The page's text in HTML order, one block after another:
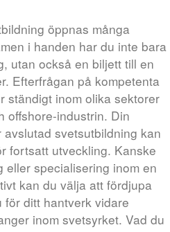
öppnas många
i handen har du inte bara
utan också en biljett till en
Efterfrågan på kompetenta
ständigt inom olika sektorer
offshore-industrin. Din
svetsutbildning kan
fortsatt utveckling. Kanske
eller specialisering inom en
kan du välja att fördjupa
ditt hantverk vidare
inom svetsyrket. Vad du